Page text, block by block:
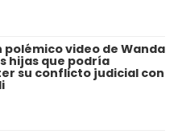
polémico video de Wanda
hijas que podría
su conflicto judicial con